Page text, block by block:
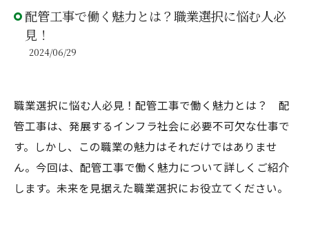
配管工事で働く魅力とは？職業選択に悩む人必
見！
2024/06/29
職業選択に悩む人必見！配管工事で働く魅力とは？ 配
管工事は、発展するインフラ社会に必要不可欠な仕事で
す。しかし、この職業の魅力はそれだけではありませ
ん。今回は、配管工事で働く魅力について詳しくご紹介
します。未来を見据えた職業選択にお役立てください。